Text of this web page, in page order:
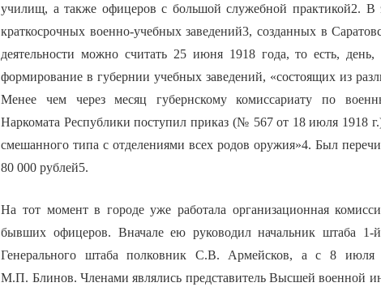
училищ, а также офицеров с большой служебной практикой2. В
краткосрочных военно-учебных заведений3, созданных в
деятельности можно считать 25 июня 1918 года, то есть,
формирование в губернии учебных заведений, «состоящих из
Менее чем через месяц губернскому комиссариату по
Наркомата Республики поступил приказ (№ 567 от 18 июля 1918
смешанного типа с отделениями всех родов оружия»4. Был
80 000 рублей5.
На тот момент в городе уже работала организационная
бывших офицеров. Вначале ею руководил начальник штаба 1-
Генерального штаба полковник С.В. Армейсков, а с 8
М.П. Блинов. Членами являлись представитель Высшей военной